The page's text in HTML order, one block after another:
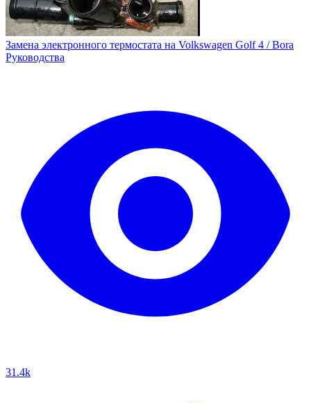
Замена электронного термостата на Volkswagen Golf 4 / Bora
Руководства
31.4k